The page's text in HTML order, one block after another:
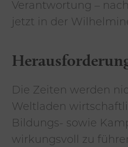
Verantwortung –
jetzt in der
Die Zeiten werden
Weltladen
Bildungs- sowie
wirkungsvoll zu